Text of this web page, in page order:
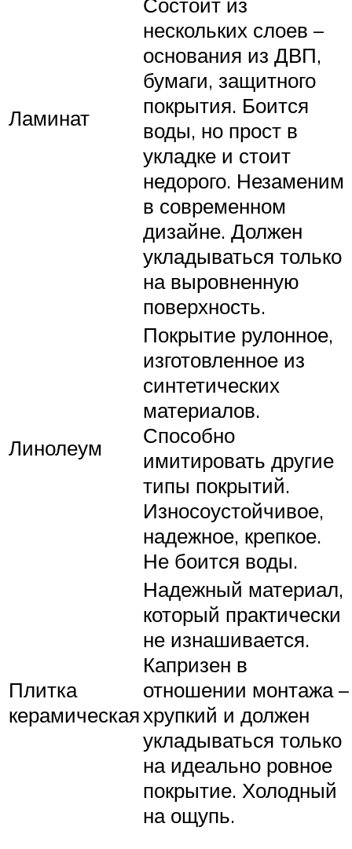
Ламинат
нескольких слоев –
основания из ДВП,
бумаги, защитного
покрытия. Боится
воды, но прост в
укладке и стоит
недорого. Незаменим
в современном
дизайне. Должен
укладываться только
на выровненную
поверхность.
Линолеум
Покрытие рулонное,
изготовленное из
синтетических
материалов.
Способно
имитировать другие
типы покрытий.
Износоустойчивое,
надежное, крепкое.
Не боится воды.
Плитка
керамическая
Надежный материал,
который практически
не изнашивается.
Капризен в
отношении монтажа –
хрупкий и должен
укладываться только
на идеально ровное
покрытие. Холодный
на ощупь.